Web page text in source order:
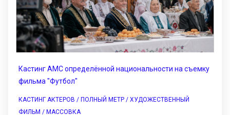
Кастинг АМС определённой национальности на съемку
фильма "Футбол"
КАСТИНГ АКТЕРОВ / ПОЛНЫЙ МЕТР / ХУДОЖЕСТВЕННЫЙ
ФИЛЬМ / МАССОВКА